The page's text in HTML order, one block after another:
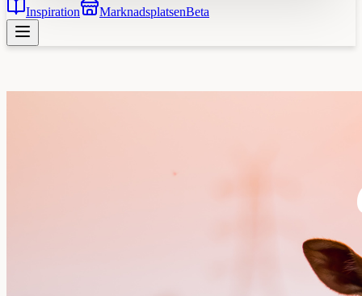
Inspiration
MarknadsplatsenBeta